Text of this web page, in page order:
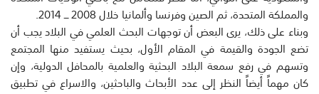
والمملكة المتحدة، ثم الصين وفرنسا وألمانيا خلال 2008 ـــ 2014.
وبناء على ذلك، يرى البعض أن توجهات البحث العلمي في البلاد يجب أن
تضع الجودة والقيمة في المقام الأول، بحيث يستفيد منها المجتمع
وتسهم في رفع سمعة البلاد البحثية والعلمية بالمحافل الدولية، وإن
كان مهماً أيضاً النظر إلى عدد الأبحاث والباحثين، والاسراع في تطبيق